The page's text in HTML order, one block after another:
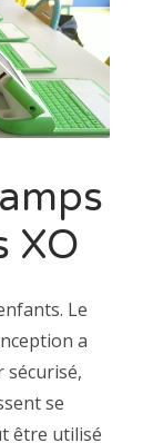
XO
Le
a
sécurisé,
se
être utilisé